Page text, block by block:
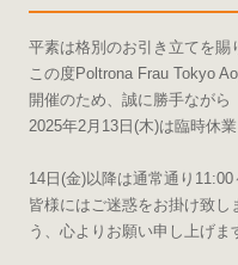
平素は格別のお引き立てを賜
この度Poltrona Frau Tokyo
開催のため、誠に勝手ながら
2025年2月13日(木)は臨時休
14日(金)以降は通常通り11:00
皆様にはご迷惑をお掛け致し
う、心よりお願い申し上げま